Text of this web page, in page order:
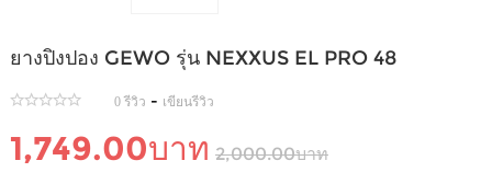
ยางปิงปอง GEWO รุ่น NEXXUS EL PRO 48
0 รีวิว - เขียนรีวิว
1,749.00บาท 2,000.00บาท